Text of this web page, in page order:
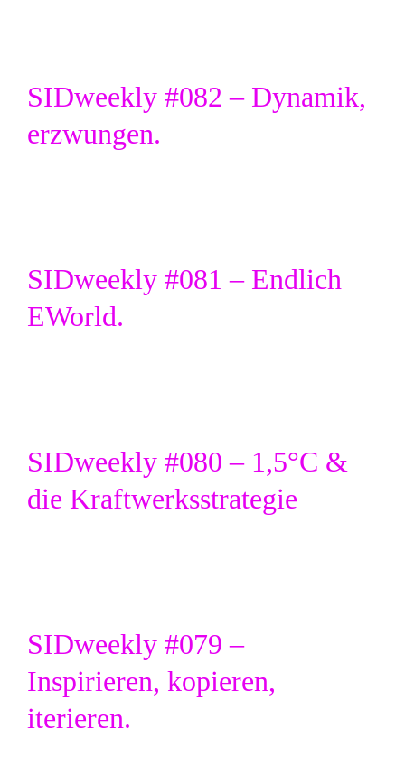
SIDweekly #082 – Dynamik,
erzwungen.
SIDweekly #081 – Endlich
EWorld.
SIDweekly #080 – 1,5°C &
die Kraftwerksstrategie
SIDweekly #079 –
Inspirieren, kopieren,
iterieren.